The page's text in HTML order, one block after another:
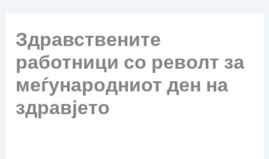
Здравствените
работници со револт за
меѓународниот ден на
здравјето